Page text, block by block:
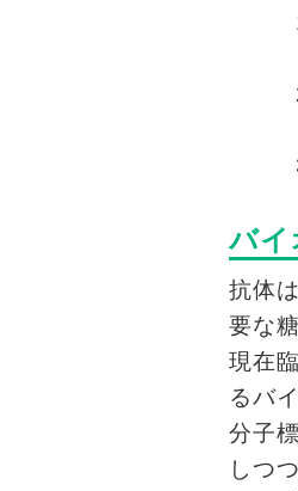
バイ
抗体
要な
現在
るバ
分子
しつ